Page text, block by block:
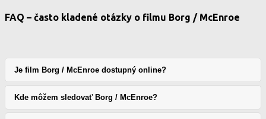
FAQ – často kladené otázky o filmu Borg / McEnroe
Je film Borg / McEnroe dostupný online?
Kde môžem sledovať Borg / McEnroe?